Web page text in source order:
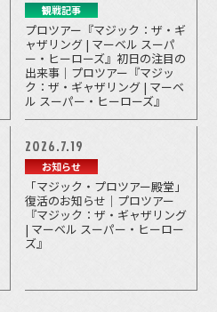
観戦記事
プロツアー『マジック：ザ・ギ
ャザリング | マーベル スーパ
ー・ヒーローズ』初日の注目の
出来事｜プロツアー『マジッ
ク：ザ・ギャザリング | マーベ
ル スーパー・ヒーローズ』
2026.7.19
お知らせ
「マジック・プロツアー殿堂」
復活のお知らせ｜プロツアー
『マジック：ザ・ギャザリング
| マーベル スーパー・ヒーロー
ズ』